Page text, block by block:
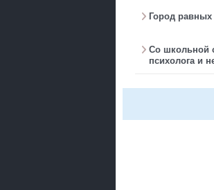
Город
Со школьной
психолога и